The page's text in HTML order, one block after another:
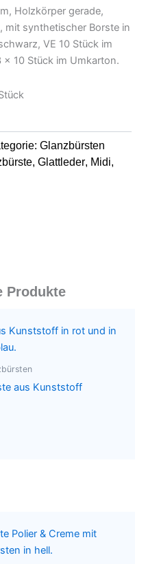
Holzkörper gerade,
mit synthetischer Borste in
VE 10 Stück im
x 10 Stück im Umkarton.
Glanzbürsten
, Glattleder, Midi,
Produkte
aus Kunststoff